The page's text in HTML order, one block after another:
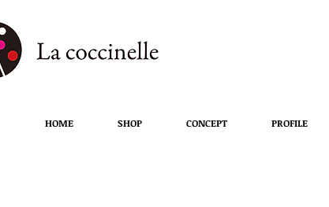
HOME SHOP CONCEPT PROFILE